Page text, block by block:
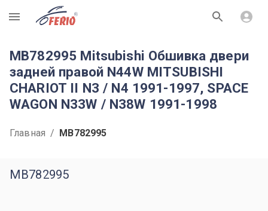
R
MB782995 Mitsubishi Обшивка двери
задней правой N44W MITSUBISHI
CHARIOT II N3 / N4 1991-1997, SPACE
WAGON N33W / N38W 1991-1998
Главная / MB782995
MB782995